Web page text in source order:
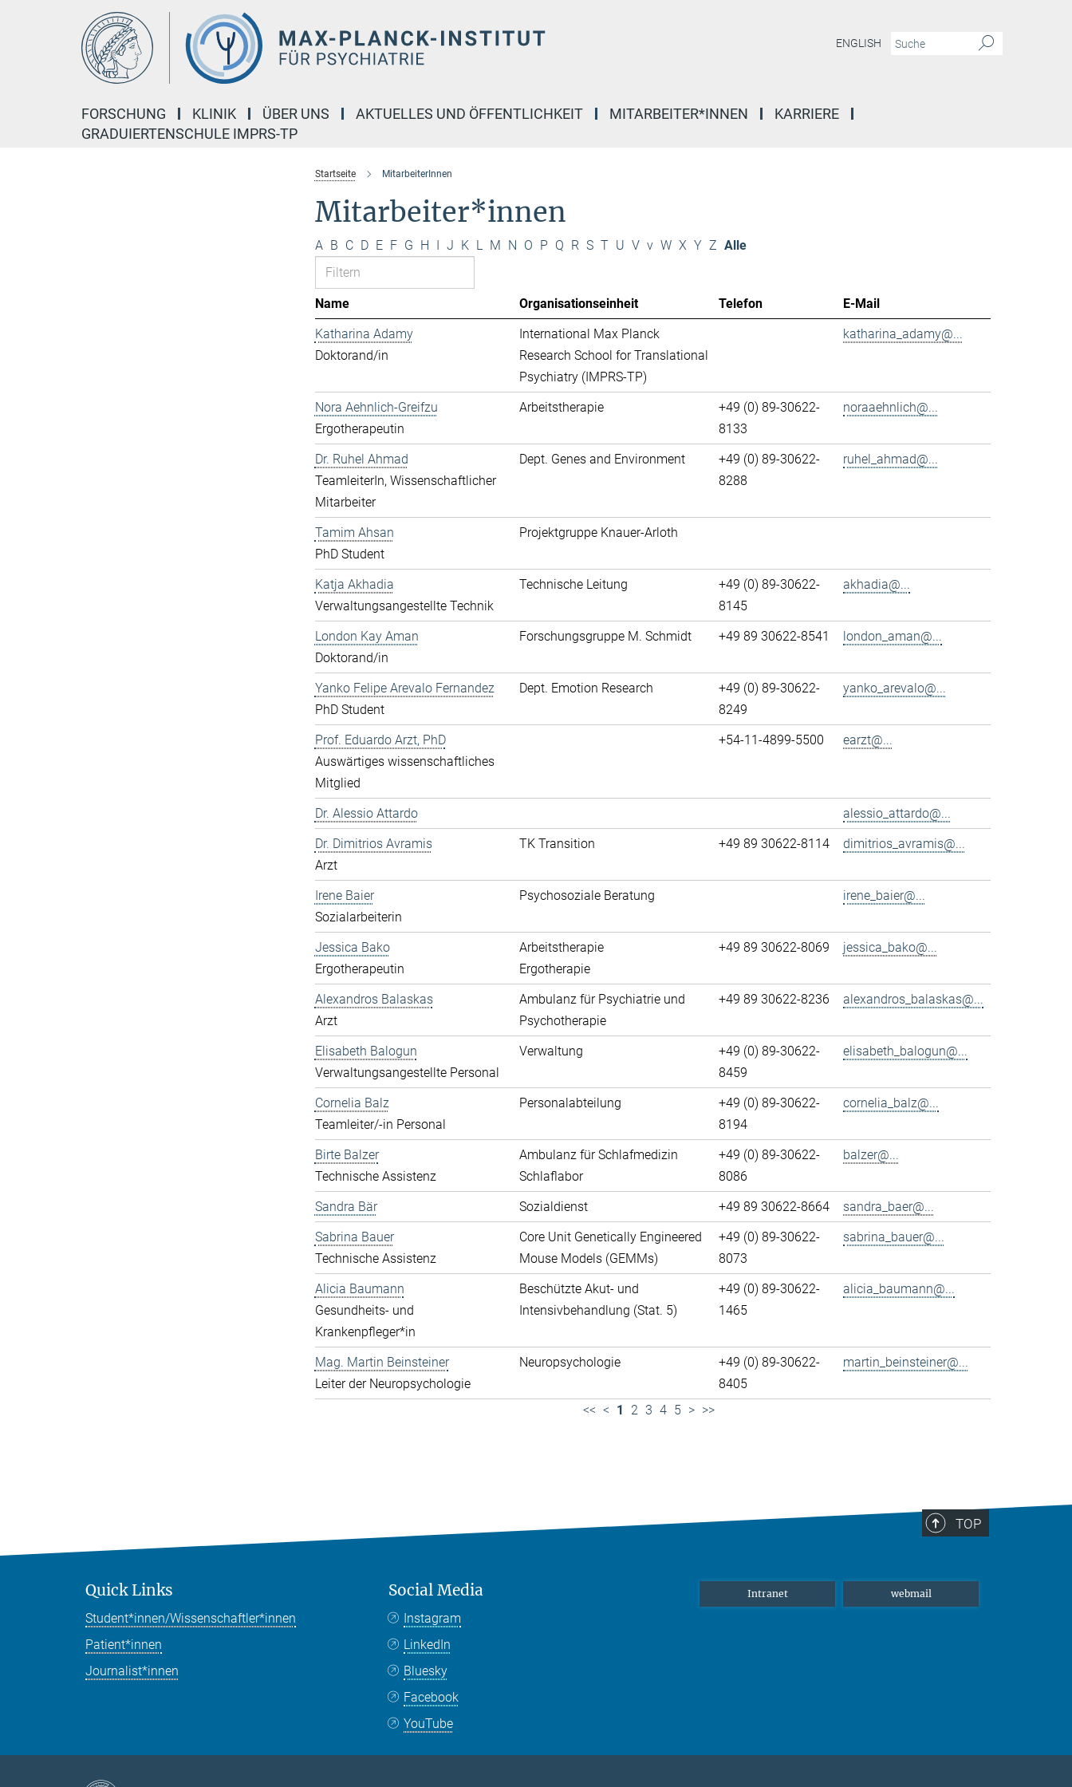
ENGLISH
FORSCHUNG KLINIK ÜBER UNS AKTUELLES UND ÖFFENTLICHKEIT MITARBEITER*INNEN
KARRIERE
GRADUIERTENSCHULE IMPRS-TP
Startseite MitarbeiterInnen
Mitarbeiter*innen
A B C D E F G H I J K L M N O P Q R S T U V v W X Y Z Alle
Name Organisationseinheit Telefon
E-Mail
Katharina Adamy
Doktorand/in
International Max Planck
Research School for Translational
Psychiatry (IMPRS-TP)
katharina_adamy@...
Nora Aehnlich-Greifzu
Ergotherapeutin
Arbeitstherapie
+49 (0) 89-30622-
8133
noraaehnlich@...
Dr. Ruhel Ahmad
TeamleiterIn, Wissenschaftlicher
Mitarbeiter
Dept. Genes and Environment
+49 (0) 89-30622-
8288
ruhel_ahmad@...
Tamim Ahsan
PhD Student
Projektgruppe Knauer-Arloth
Katja Akhadia
Verwaltungsangestellte Technik
Technische Leitung
+49 (0) 89-30622-
8145
akhadia@...
London Kay Aman
Doktorand/in
Forschungsgruppe M. Schmidt +49 89 30622-8541 london_aman@...
Yanko Felipe Arevalo Fernandez
PhD Student
Dept. Emotion Research
+49 (0) 89-30622-
8249
yanko_arevalo@...
Prof. Eduardo Arzt, PhD
Auswärtiges wissenschaftliches
Mitglied
+54-11-4899-5500 earzt@...
Dr. Alessio Attardo
alessio_attardo@...
Dr. Dimitrios Avramis
Arzt
TK Transition +49 89 30622-8114 dimitrios_avramis@...
Irene Baier
Sozialarbeiterin
Psychosoziale Beratung irene_baier@...
Jessica Bako
Ergotherapeutin
Arbeitstherapie
Ergotherapie
+49 89 30622-8069 jessica_bako@...
Alexandros Balaskas
Arzt
Ambulanz für Psychiatrie und
Psychotherapie
+49 89 30622-8236 alexandros_balaskas@...
Elisabeth Balogun
Verwaltungsangestellte Personal
Verwaltung
+49 (0) 89-30622-
8459
elisabeth_balogun@...
Cornelia Balz
Teamleiter/-in Personal
Personalabteilung
+49 (0) 89-30622-
8194
cornelia_balz@...
Birte Balzer
Technische Assistenz
Ambulanz für Schlafmedizin
Schlaflabor
+49 (0) 89-30622-
8086
balzer@...
Sandra Bär Sozialdienst +49 89 30622-8664
sandra_baer@...
Sabrina Bauer
Technische Assistenz
Core Unit Genetically Engineered
Mouse Models (GEMMs)
+49 (0) 89-30622-
8073
sabrina_bauer@...
Alicia Baumann
Gesundheits- und
Krankenpfleger*in
Beschützte Akut- und
Intensivbehandlung (Stat. 5)
+49 (0) 89-30622-
1465
alicia_baumann@...
Mag. Martin Beinsteiner
Leiter der Neuropsychologie
Neuropsychologie
+49 (0) 89-30622-
8405
martin_beinsteiner@...
<< < 1 2 3 4 5 > >>
TOP
Quick Links
Student*innen/Wissenschaftler*innen
Patient*innen
Journalist*innen
Social Media
Instagram
LinkedIn
Bluesky
Facebook
YouTube
Intranet webmail